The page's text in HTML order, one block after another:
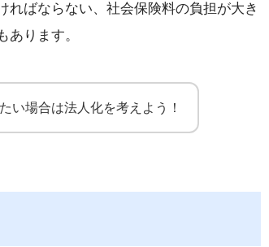
ればならない、社会保険料の負担が大き
ります。
い場合は法人化を考えよう！